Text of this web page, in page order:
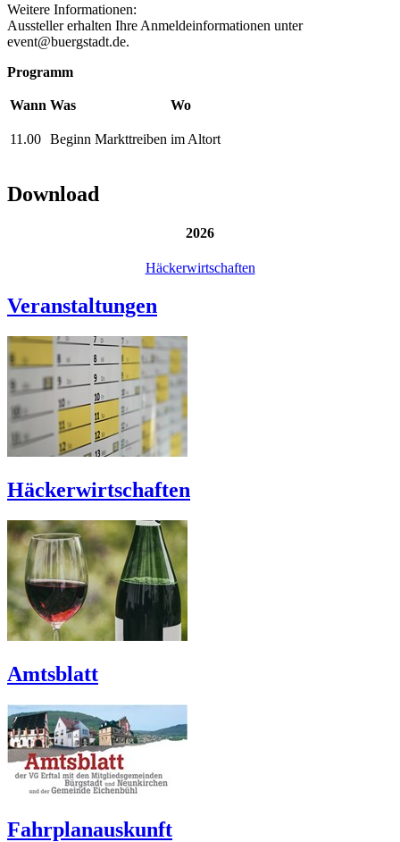
Weitere Informationen:
Aussteller erhalten Ihre Anmeldeinformationen unter
event@buergstadt.de.
Programm
Wann Was Wo
11.00 Beginn Markttreiben im Altort
Download
2026
Häckerwirtschaften
Veranstaltungen
Häckerwirtschaften
Amtsblatt
Fahrplanauskunft